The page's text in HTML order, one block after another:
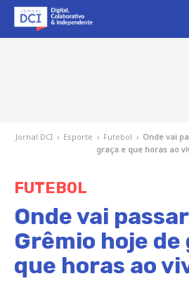
Jornal DCI › Esporte › Futebol › Onde vai
graça e que horas ao
FUTEBOL
Onde vai
Grêmio hoje de
que horas ao